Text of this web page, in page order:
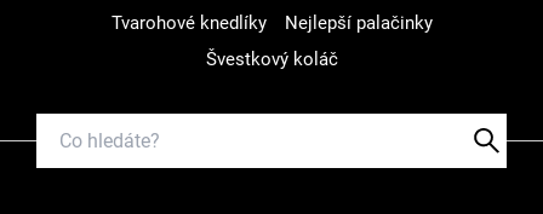
Tvarohové knedlíky
Nejlepší palačinky
Švestkový koláč